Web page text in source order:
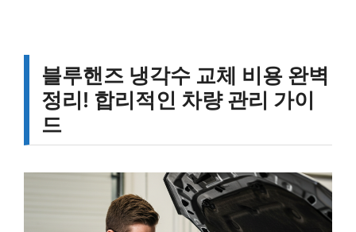
블루핸즈 냉각수 교체 비용 완벽
정리! 합리적인 차량 관리 가이
드